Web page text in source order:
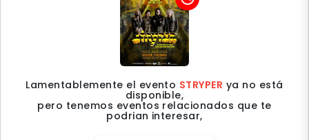
Lamentablemente el evento STRYPER ya no está
disponible,
pero tenemos eventos relacionados que te
podrian interesar,